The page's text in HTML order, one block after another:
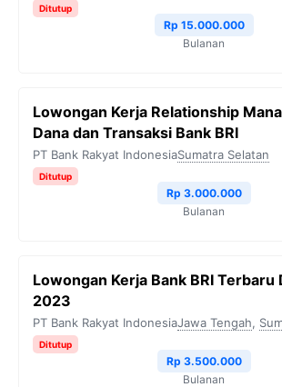
Ditutup
Rp 15.000.000
Bulanan
Lowongan Kerja Relationship
Dana dan Transaksi Bank BRI
PT Bank Rakyat IndonesiaSumatra Selatan
Ditutup
Rp 3.000.000
Bulanan
Lowongan Kerja Bank BRI Terbaru
2023
PT Bank Rakyat IndonesiaJawa Tengah,
Ditutup
Rp 3.500.000
Bulanan